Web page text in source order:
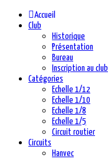
Accueil
Club
Historique
Présentation
Bureau
Inscription au club
Catégories
Echelle 1/12
Echelle 1/10
Echelle 1/8
Echelle 1/5
Circuit routier
Circuits
Hanvec
précédente
précédent
suivante
suivant